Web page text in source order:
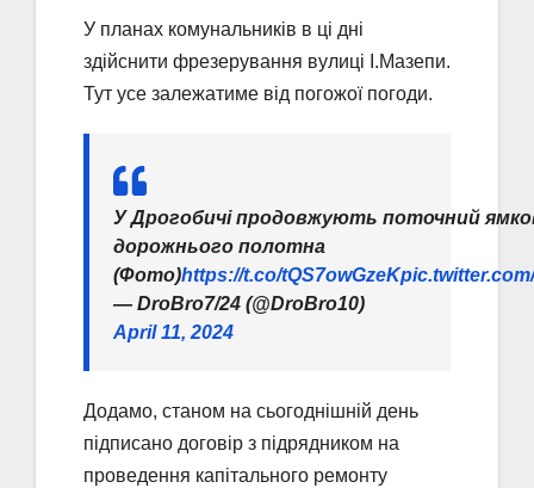
У планах комунальників в ці дні
здійснити фрезерування вулиці І.Мазепи.
Тут усе залежатиме від погожої погоди.
У Дрогобичі продовжують поточний
дорожнього полотна
(Фото)https://t.co/tQS7owGzeK
— DroBro7/24 (@DroBro10)
April 11, 2024
Додамо, станом на сьогоднішній день
підписано договір з підрядником на
проведення капітального ремонту